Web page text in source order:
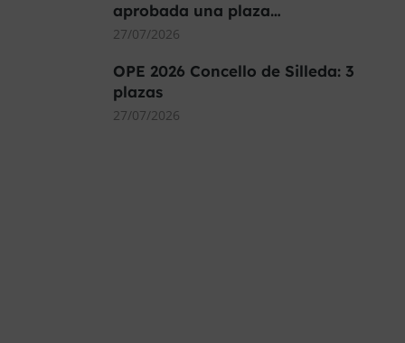
aprobada una plaza…
27/07/2026
OPE 2026 Concello de Silleda: 3
plazas
27/07/2026